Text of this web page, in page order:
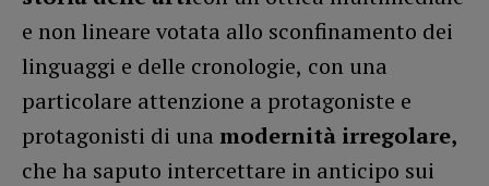
e non lineare votata allo sconfinamento dei
linguaggi e delle cronologie, con una
particolare attenzione a protagoniste e
protagonisti di una modernità irregolare,
che ha saputo intercettare in anticipo sui